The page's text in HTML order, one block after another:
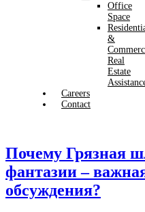
Office
Space
&
Real
Estate
Careers
Contact
Почему Грязная
фантазии –
обсуждения?